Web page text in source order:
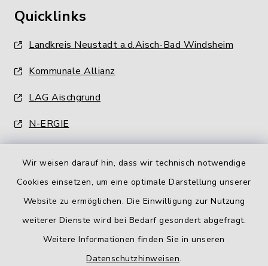
Wir weisen darauf hin, dass wir technisch notwendige
Cookies einsetzen, um eine optimale Darstellung unserer
Website zu ermöglichen. Die Einwilligung zur Nutzung
weiterer Dienste wird bei Bedarf gesondert abgefragt.
Weitere Informationen finden Sie in unseren
Datenschutzhinweisen.
Quicklinks
Landkreis Neustadt a.d.Aisch-Bad Windsheim
Kommunale Allianz
LAG Aischgrund
N-ERGIE
Barrierefreiheit